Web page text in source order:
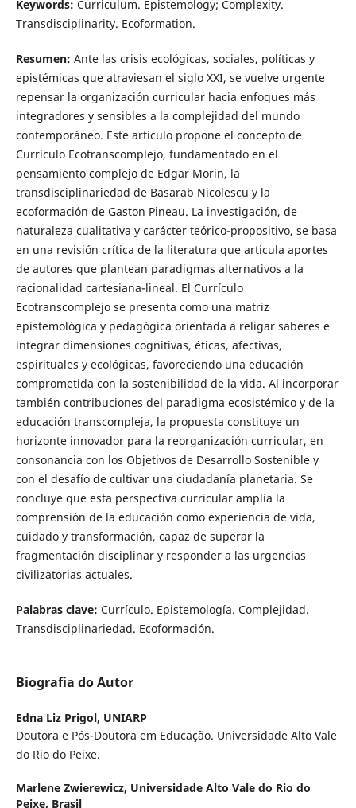
Keywords: Curriculum. Epistemology; Complexity.
Transdisciplinarity. Ecoformation.
Resumen: Ante las crisis ecológicas, sociales, políticas y
epistémicas que atraviesan el siglo XXI, se vuelve urgente
repensar la organización curricular hacia enfoques más
integradores y sensibles a la complejidad del mundo
contemporáneo. Este artículo propone el concepto de
Currículo Ecotranscomplejo, fundamentado en el
pensamiento complejo de Edgar Morin, la
transdisciplinariedad de Basarab Nicolescu y la
ecoformación de Gaston Pineau. La investigación, de
naturaleza cualitativa y carácter teórico-propositivo, se basa
en una revisión crítica de la literatura que articula aportes
de autores que plantean paradigmas alternativos a la
racionalidad cartesiana-lineal. El Currículo
Ecotranscomplejo se presenta como una matriz
epistemológica y pedagógica orientada a religar saberes e
integrar dimensiones cognitivas, éticas, afectivas,
espirituales y ecológicas, favoreciendo una educación
comprometida con la sostenibilidad de la vida. Al incorporar
también contribuciones del paradigma ecosistémico y de la
educación transcompleja, la propuesta constituye un
horizonte innovador para la reorganización curricular, en
consonancia con los Objetivos de Desarrollo Sostenible y
con el desafío de cultivar una ciudadanía planetaria. Se
concluye que esta perspectiva curricular amplía la
comprensión de la educación como experiencia de vida,
cuidado y transformación, capaz de superar la
fragmentación disciplinar y responder a las urgencias
civilizatorias actuales.
Palabras clave: Currículo. Epistemología. Complejidad.
Transdisciplinariedad. Ecoformación.
Biografia do Autor
Edna Liz Prigol, UNIARP
Doutora e Pós-Doutora em Educação. Universidade Alto Vale
do Rio do Peixe.
Marlene Zwierewicz, Universidade Alto Vale do Rio do
Peixe, Brasil